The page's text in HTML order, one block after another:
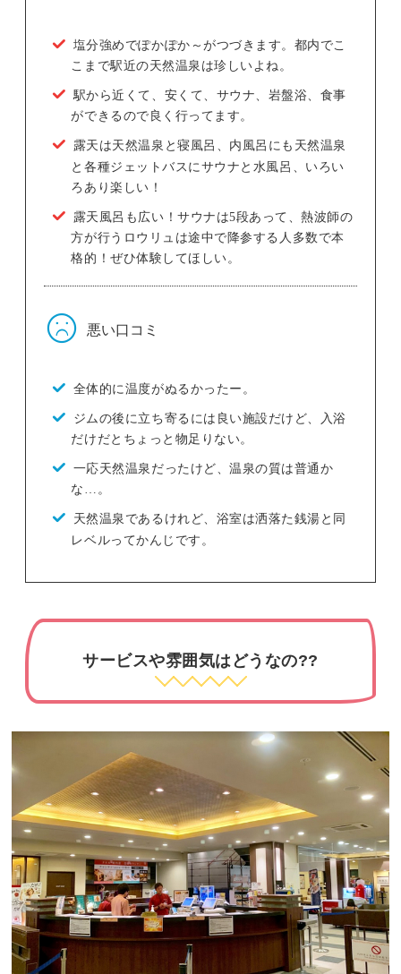
塩分強めでぽかぽか～がつづきます。都内でこ
こまで駅近の天然温泉は珍しいよね。
駅から近くて、安くて、サウナ、岩盤浴、食事
ができるので良く行ってます。
露天は天然温泉と寝風呂、内風呂にも天然温泉
と各種ジェットバスにサウナと水風呂、いろい
ろあり楽しい！
露天風呂も広い！サウナは5段あって、熱波師の
方が行うロウリュは途中で降参する人多数で本
格的！ぜひ体験してほしい。
悪い口コミ
全体的に温度がぬるかったー。
ジムの後に立ち寄るには良い施設だけど、入浴
だけだとちょっと物足りない。
一応天然温泉だったけど、温泉の質は普通か
な…。
天然温泉であるけれど、浴室は洒落た銭湯と同
レベルってかんじです。
サービスや雰囲気はどうなの??